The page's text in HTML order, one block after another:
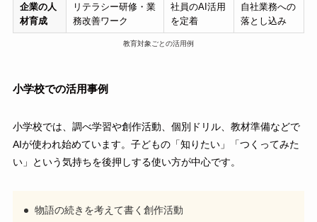
企業の人
材育成
リテラシー研修・業
務改善ワーク
社員のAI活用
を定着
自社業務への
落とし込み
教育対象ごとの活用例
小学校での活用事例
小学校では、調べ学習や創作活動、個別ドリル、教材準備などで
AIが使われ始めています。子どもの「知りたい」「つくってみた
い」という気持ちを後押しする使い方が中心です。
物語の続きを考えて書く創作活動